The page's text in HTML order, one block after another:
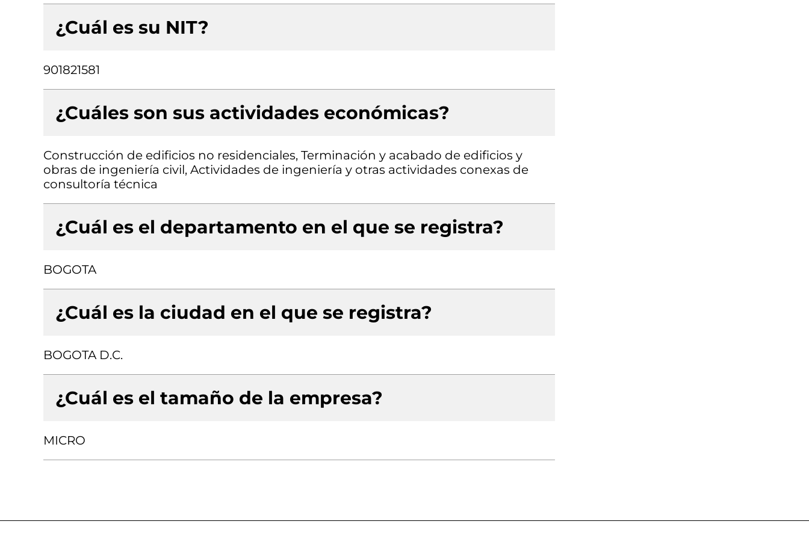
¿Cuál es su NIT?
901821581
¿Cuáles son sus actividades económicas?
Construcción de edificios no residenciales, Terminación y acabado de edificios y
obras de ingeniería civil, Actividades de ingeniería y otras actividades conexas de
consultoría técnica
¿Cuál es el departamento en el que se registra?
BOGOTA
¿Cuál es la ciudad en el que se registra?
BOGOTA D.C.
¿Cuál es el tamaño de la empresa?
MICRO